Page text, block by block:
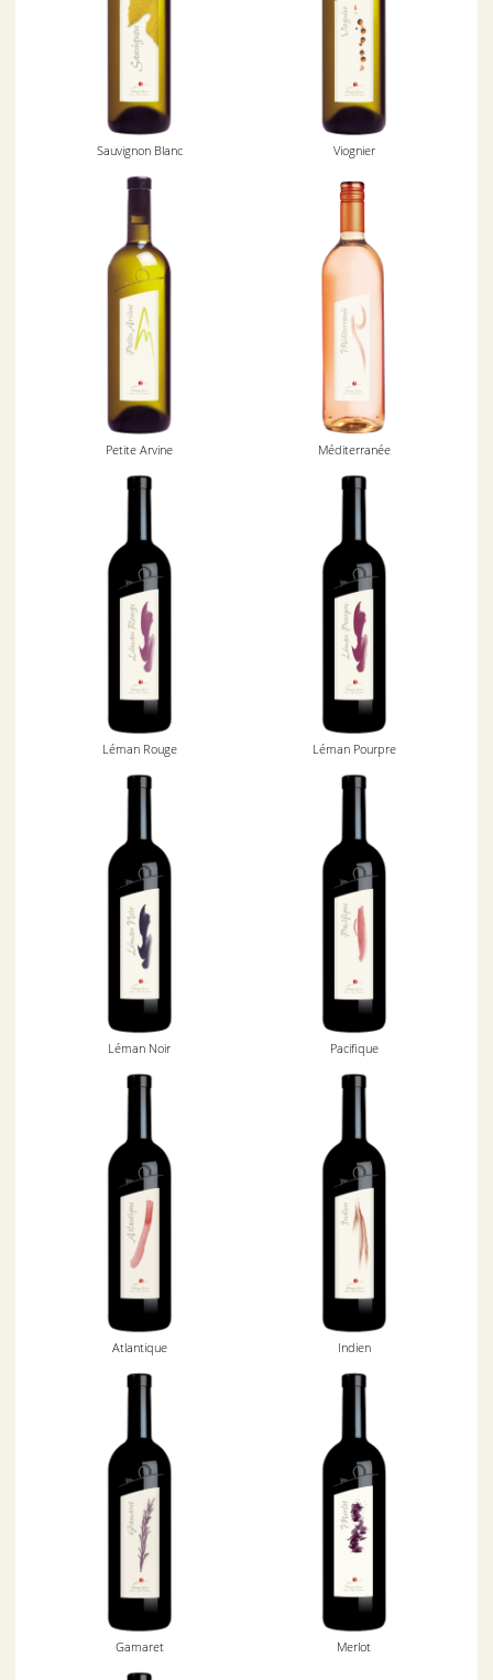
Sauvignon Blanc Viognier
Petite Arvine Méditerranée
Léman Rouge Léman Pourpre
Léman Noir Pacifique
Atlantique Indien
Gamaret Merlot